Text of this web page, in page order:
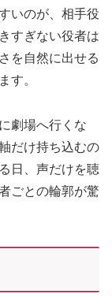
いのが、相手役
すぎない役者は
を自然に出せる
す。
劇場へ行くな
だけ持ち込むの
日、声だけを聴
ごとの輪郭が驚